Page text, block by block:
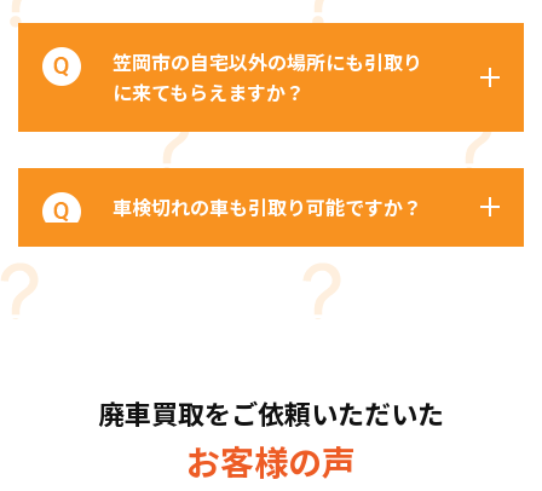
笠岡市の自宅以外の場所にも引取り
に来てもらえますか？
車検切れの車も引取り可能ですか？
廃車買取をご依頼いただいた
お客様の声